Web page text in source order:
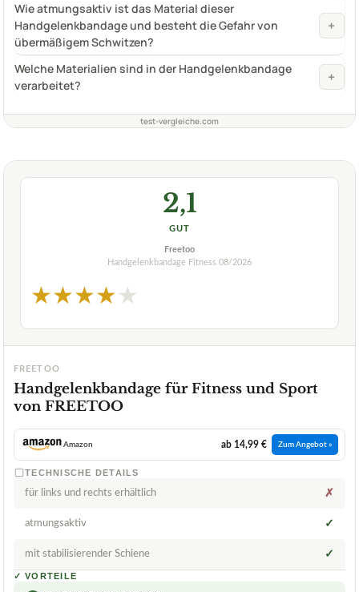
Wie atmungsaktiv ist das Material dieser
Handgelenkbandage und besteht die Gefahr von
übermäßigem Schwitzen?
+
Welche Materialien sind in der Handgelenkbandage
verarbeitet?
+
test-vergleiche.com
2,1
GUT
Freetoo
Handgelenkbandage Fitness 08/2026
★★★★★
FREETOO
Handgelenkbandage für Fitness und Sport
von FREETOO
Amazon ab 14,99 € Zum Angebot »
TECHNISCHE DETAILS
für links und rechts erhältlich ✗
atmungsaktiv ✓
mit stabilisierender Schiene ✓
✓ VORTEILE